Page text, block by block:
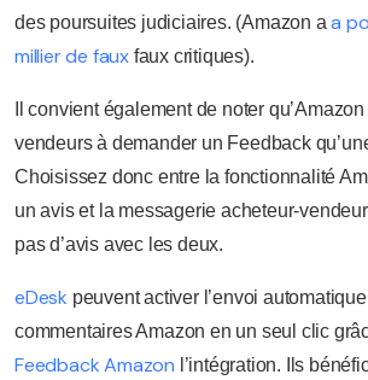
des poursuites judiciaires. (Amazon aa
millier de faux faux critiques).
Il convient également de noter
vendeurs à demander un Feedback
Choisissez donc entre la fonctionnalité
un avis et la messagerie acheteur-
pas d’avis avec les deux.
eDesk peuvent activer l’envoi
commentaires Amazon en un seul clic
Feedback Amazon l’intégration. Ils